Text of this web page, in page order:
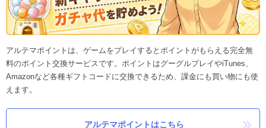
アルテマポイントは、ゲームをプレイするとポイントがもらえる完全無
料のポイント交換サービスです。ポイントはグーグルプレイやiTunes、
Amazonなど各種ギフトコードに交換できるため、課金にも買い物にも使
えます。
アルテマポイントはこちら